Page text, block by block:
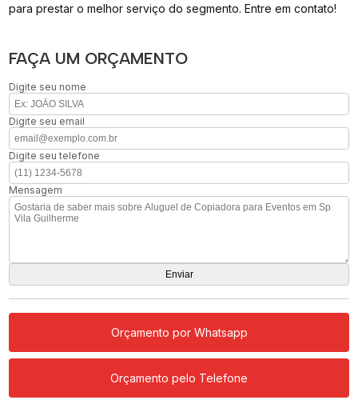
para prestar o melhor serviço do segmento. Entre em contato!
FAÇA UM ORÇAMENTO
Digite seu nome
Digite seu email
Digite seu telefone
Mensagem
Orçamento por Whatsapp
Orçamento pelo Telefone